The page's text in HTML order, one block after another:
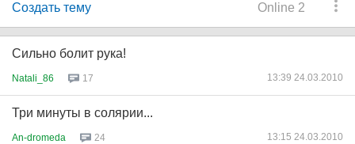
Online 2
Создать тему
Сильно болит рука!
Natali_86 17 13:39 24.03.2010
Три минуты в солярии...
An-dromeda 24 13:15 24.03.2010